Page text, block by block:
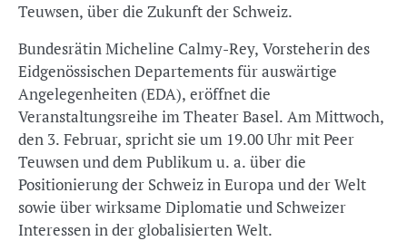
Teuwsen, über die Zukunft der Schweiz.
Bundesrätin Micheline Calmy-Rey, Vorsteherin des
Eidgenössischen Departements für auswärtige
Angelegenheiten (EDA), eröffnet die
Veranstaltungsreihe im Theater Basel. Am Mittwoch,
den 3. Februar, spricht sie um 19.00 Uhr mit Peer
Teuwsen und dem Publikum u. a. über die
Positionierung der Schweiz in Europa und der Welt
sowie über wirksame Diplomatie und Schweizer
Interessen in der globalisierten Welt.